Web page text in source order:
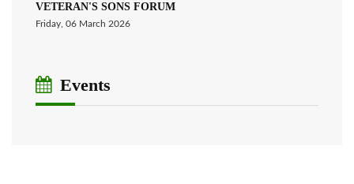
VETERAN'S SONS FORUM
Friday, 06 March 2026
Events